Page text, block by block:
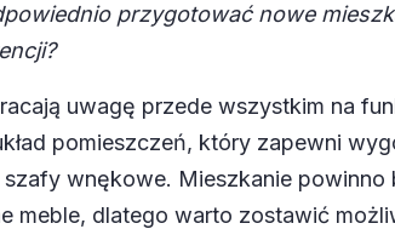
przygotować nowe
uwagę przede wszystkim na
pomieszczeń, który zapewni
wnękowe. Mieszkanie powinno
meble, dlatego warto zostawić